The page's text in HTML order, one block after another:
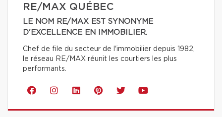
RE/MAX QUÉBEC
LE NOM RE/MAX EST SYNONYME
D'EXCELLENCE EN IMMOBILIER.
Chef de file du secteur de l'immobilier depuis 1982,
le réseau RE/MAX réunit les courtiers les plus
performants.